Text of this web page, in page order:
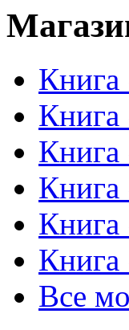
Книга
Книга
Книга
Все